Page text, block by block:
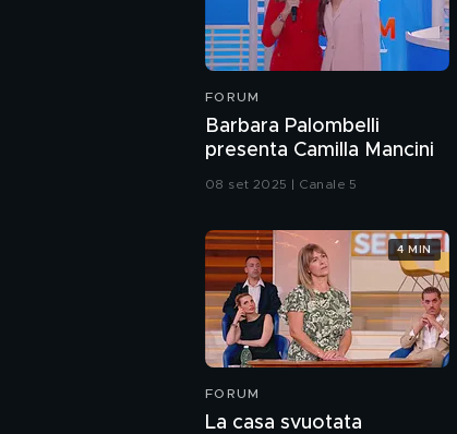
FORUM
Barbara Palombelli
presenta Camilla Mancini
08 set 2025 | Canale 5
FORUM
La casa svuotata
4 MIN